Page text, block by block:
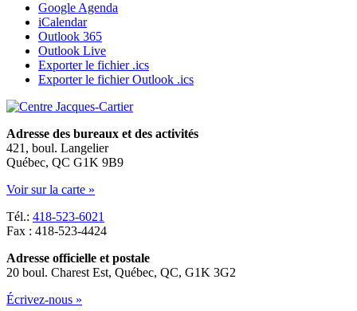
Google Agenda
iCalendar
Outlook 365
Outlook Live
Exporter le fichier .ics
Exporter le fichier Outlook .ics
Adresse des bureaux et des activités
421, boul. Langelier
Québec, QC G1K 9B9
Voir sur la carte »
Tél.: 418-523-6021
Fax : 418-523-4424
Adresse officielle et postale
20 boul. Charest Est, Québec, QC, G1K 3G2
Écrivez-nous »